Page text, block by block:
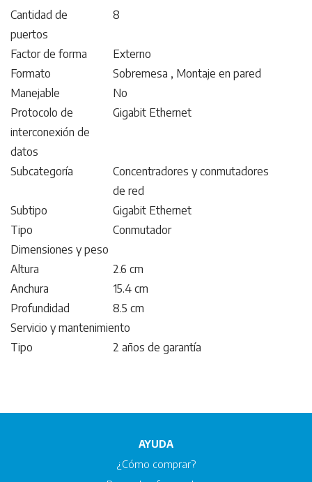
Cantidad de
puertos
8
Factor de forma
Externo
Formato
Sobremesa , Montaje en pared
Manejable
No
Protocolo de
interconexión de
datos
Gigabit Ethernet
Subcategoría
Concentradores y conmutadores
de red
Subtipo
Gigabit Ethernet
Tipo
Conmutador
Dimensiones y peso
Altura
2.6 cm
Anchura
15.4 cm
Profundidad
8.5 cm
Servicio y mantenimiento
Tipo
2 años de garantía
AYUDA
¿Cómo comprar?